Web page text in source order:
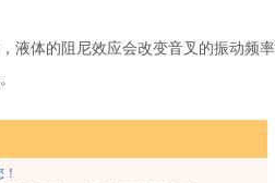
液体的阻尼效应会改变音叉的振动频